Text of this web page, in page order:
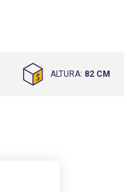
ALTURA: 82 CM